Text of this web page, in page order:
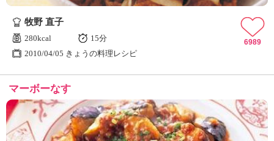
牧野 直子
280kcal
15分
2010/04/05 きょうの料理レシピ
6989
マーボーなす